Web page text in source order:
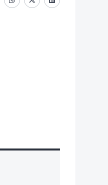
whatsappTwitterLinkedin